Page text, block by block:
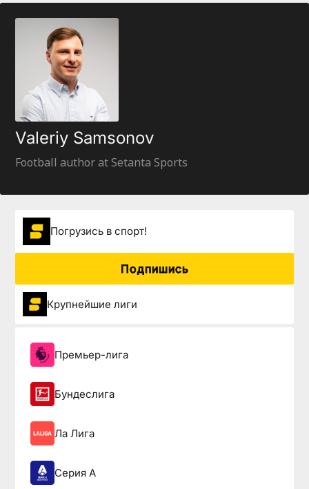
Valeriy Samsonov
Football author at Setanta Sports
Погрузиcь в спорт!
Подпишись
Крупнейшие лиги
Премьер-лига
Бундеслига
Ла Лига
Серия А